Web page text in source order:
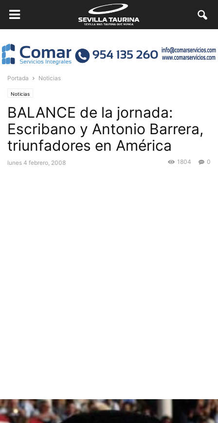
Portada Noticias
Noticias
BALANCE de la jornada:
Escribano y Antonio Barrera,
triunfadores en América
lunes 4 febrero, 2008 0
1804